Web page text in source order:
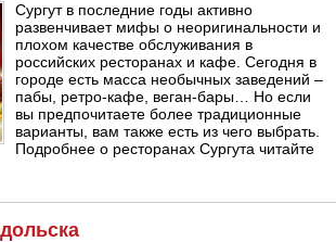
Сургут в последние годы активно
развенчивает мифы о неоригинальности и
плохом качестве обслуживания в
российских ресторанах и кафе. Сегодня в
городе есть масса необычных заведений –
пабы, ретро-кафе, веган-бары… Но если
вы предпочитаете более традиционные
варианты, вам также есть из чего выбрать.
Подробнее о ресторанах Сургута читайте